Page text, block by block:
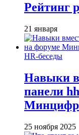
Рейтинг
21 января
HR-беседы
Навыки
панели
25 ноября 2025